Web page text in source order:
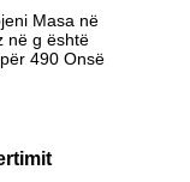
Masa në
në g është
490 Onsë